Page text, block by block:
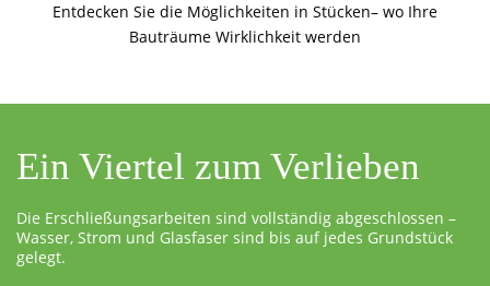
Entdecken Sie die Möglichkeiten in Stücken– wo Ihre
Bauträume Wirklichkeit werden
Ein Viertel zum Verlieben
Die Erschließungsarbeiten sind vollständig abgeschlossen –
Wasser, Strom und Glasfaser sind bis auf jedes Grundstück
gelegt.